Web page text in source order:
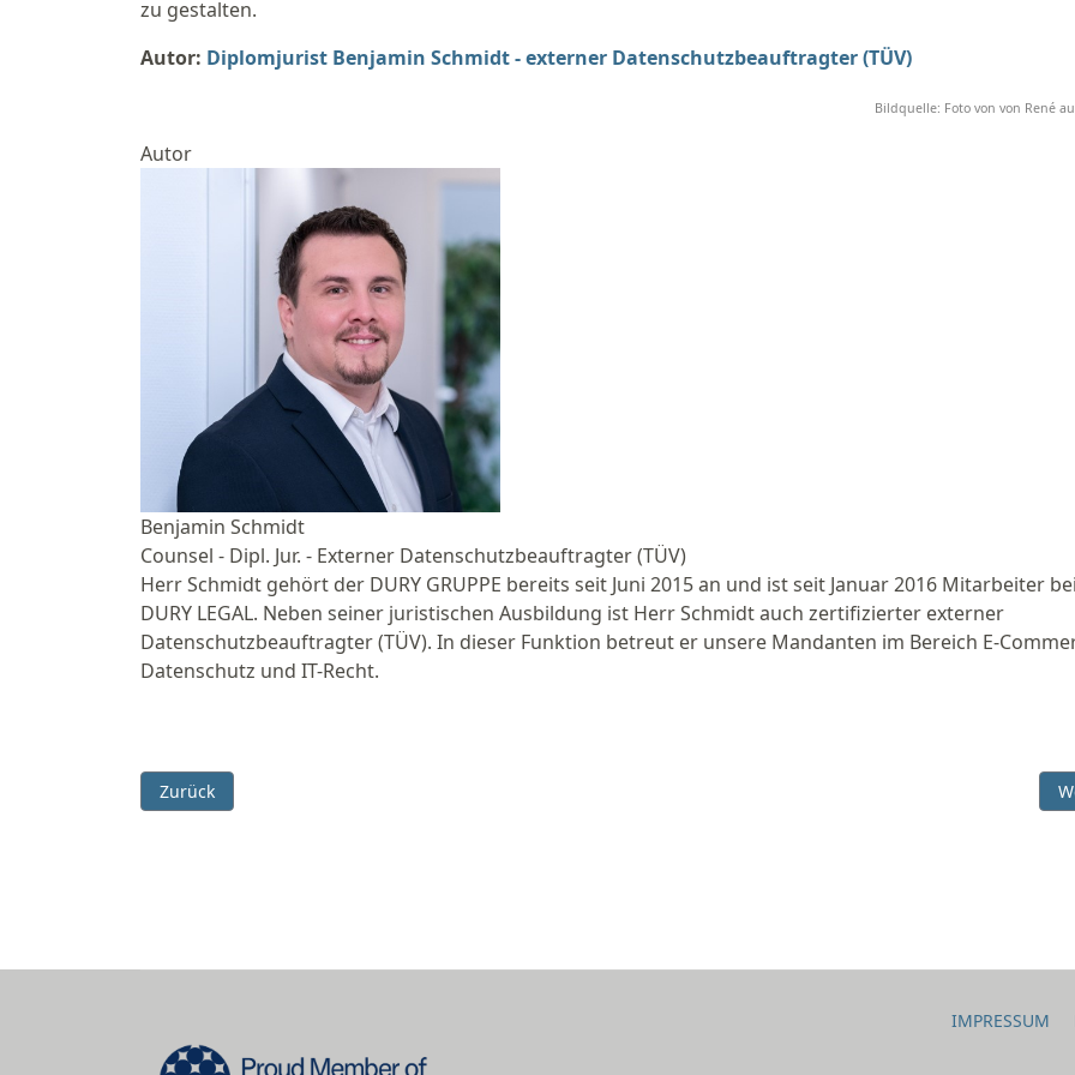
zu gestalten.
Autor: Diplomjurist Benjamin Schmidt - externer Datenschutzbeauftragter (TÜV)
Bildquelle: Foto von von René
Autor
Benjamin Schmidt
Counsel - Dipl. Jur. - Externer Datenschutzbeauftragter (TÜV)
Herr Schmidt gehört der DURY GRUPPE bereits seit Juni 2015 an und ist seit Januar 2016 Mitarbeiter bei
DURY LEGAL. Neben seiner juristischen Ausbildung ist Herr Schmidt auch zertifizierter externer
Datenschutzbeauftragter (TÜV). In dieser Funktion betreut er unsere Mandanten im Bereich E-
Datenschutz und IT-Recht.
Vorheriger Beitrag: Datenschutzverstöße auf Websites - Sächsischer Datenschutz- und
Zurück
IMPRESSUM